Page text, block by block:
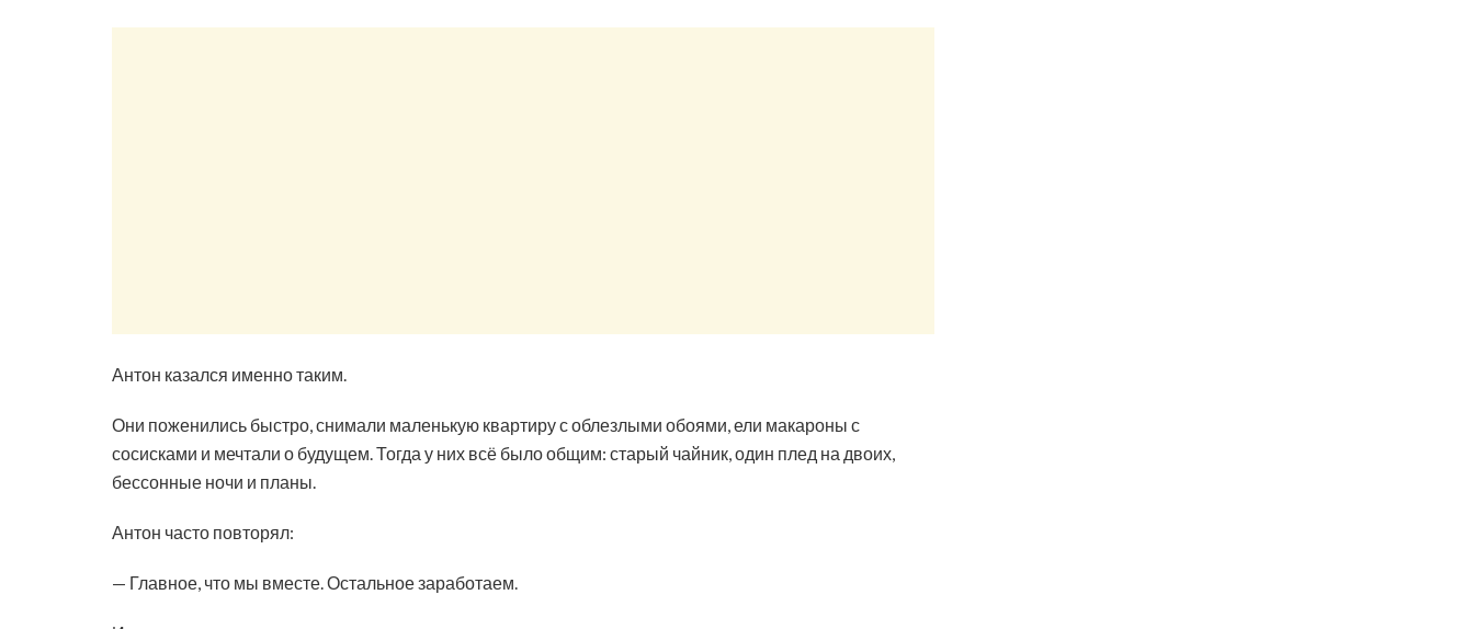
Антон казался именно таким.
Они поженились быстро, снимали маленькую квартиру с облезлыми обоями, ели макароны с
сосисками и мечтали о будущем. Тогда у них всё было общим: старый чайник, один плед на двоих,
бессонные ночи и планы.
Антон часто повторял:
— Главное, что мы вместе. Остальное заработаем.